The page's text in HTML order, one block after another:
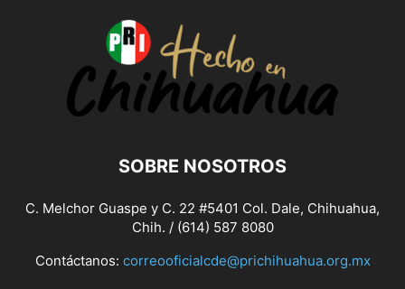
SOBRE NOSOTROS
C. Melchor Guaspe y C. 22 #5401 Col. Dale, Chihuahua,
Chih. / (614) 587 8080
Contáctanos: correooficialcde@prichihuahua.org.mx